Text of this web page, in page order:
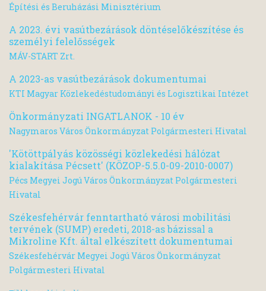
Építési és Beruházási Minisztérium
A 2023. évi vasútbezárások döntéselőkészítése és
személyi felelősségek
MÁV-START Zrt.
A 2023-as vasútbezárások dokumentumai
KTI Magyar Közlekedéstudományi és Logisztikai Intézet
Önkormányzati INGATLANOK - 10 év
Nagymaros Város Önkormányzat Polgármesteri Hivatal
'Kötöttpályás közösségi közlekedési hálózat
kialakítása Pécsett' (KÖZOP-5.5.0-09-2010-0007)
Pécs Megyei Jogú Város Önkormányzat Polgármesteri
Hivatal
Székesfehérvár fenntartható városi mobilitási
tervének (SUMP) eredeti, 2018-as bázissal a
Mikroline Kft. által elkészített dokumentumai
Székesfehérvár Megyei Jogú Város Önkormányzat
Polgármesteri Hivatal